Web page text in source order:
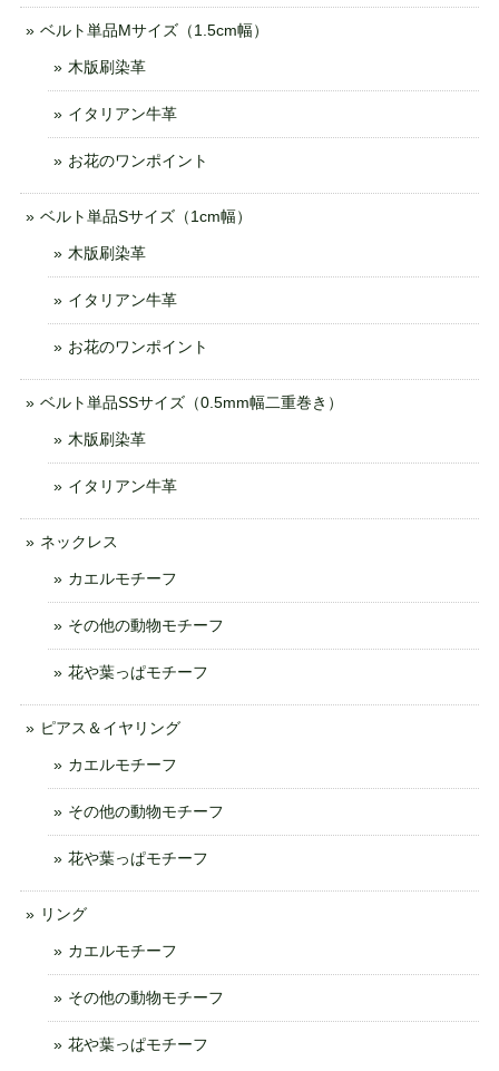
ベルト単品Mサイズ（1.5cm幅）
木版刷染革
イタリアン牛革
お花のワンポイント
ベルト単品Sサイズ（1cm幅）
木版刷染革
イタリアン牛革
お花のワンポイント
ベルト単品SSサイズ（0.5mm幅二重巻き）
木版刷染革
イタリアン牛革
ネックレス
カエルモチーフ
その他の動物モチーフ
花や葉っぱモチーフ
ピアス＆イヤリング
カエルモチーフ
その他の動物モチーフ
花や葉っぱモチーフ
リング
カエルモチーフ
その他の動物モチーフ
花や葉っぱモチーフ